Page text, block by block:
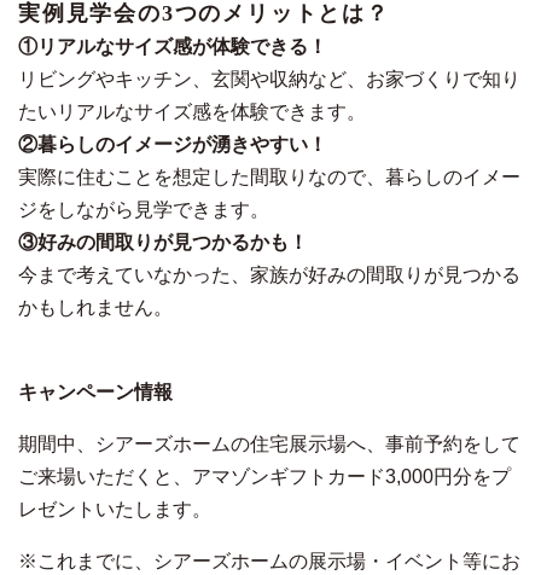
実例見学会の3つのメリットとは？
①リアルなサイズ感が体験できる！
リビングやキッチン、玄関や収納など、お家づくりで知り
たいリアルなサイズ感を体験できます。
②暮らしのイメージが湧きやすい！
実際に住むことを想定した間取りなので、暮らしのイメー
ジをしながら見学できます。
③好みの間取りが見つかるかも！
今まで考えていなかった、家族が好みの間取りが見つかる
かもしれません。
キャンペーン情報
期間中、シアーズホームの住宅展示場へ、事前予約をして
ご来場いただくと、アマゾンギフトカード3,000円分をプ
レゼントいたします。
※これまでに、シアーズホームの展示場・イベント等にお